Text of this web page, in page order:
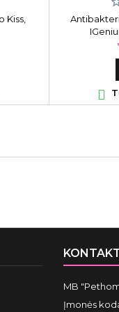
Kiss,

MB
Įmonės